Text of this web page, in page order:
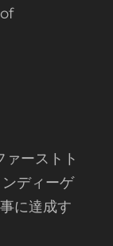
ーストト
ディーゲ
に達成す